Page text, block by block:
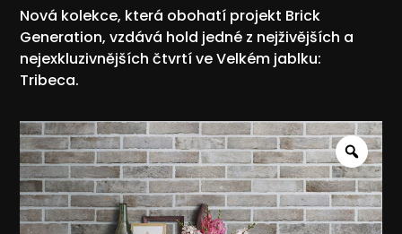
Nová kolekce, která obohatí projekt Brick
Generation, vzdává hold jedné z nejživějších a
nejexkluzivnějších čtvrtí ve Velkém jablku:
Tribeca.
Zoom